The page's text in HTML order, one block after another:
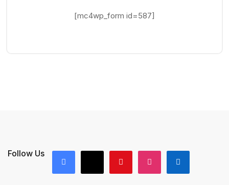
[mc4wp_form id=587]
Follow Us